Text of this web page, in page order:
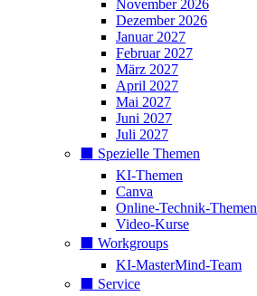
November 2026
Dezember 2026
Januar 2027
Februar 2027
März 2027
April 2027
Mai 2027
Juni 2027
Juli 2027
⬛️ Spezielle Themen
KI-Themen
Canva
Online-Technik-Themen
Video-Kurse
⬛️ Workgroups
KI-MasterMind-Team
⬛️ Service